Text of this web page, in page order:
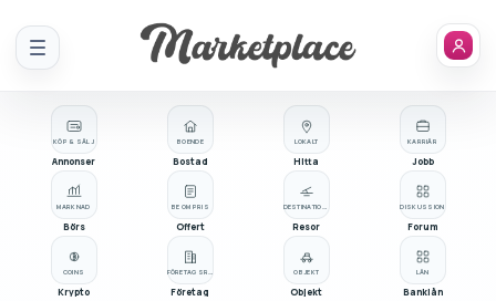
Meny
KÖP & SÄLJ
Annonser
BOENDE
Bostad
OBJEKT
Objekt
BE OM PRIS
Offert
Företag
LÅN
Banklån
MARKNAD
Börs
LOKALT
Hitta
KARRIÄR
Jobb
Resor
COINS
Krypto
DISKUSSION
Forum